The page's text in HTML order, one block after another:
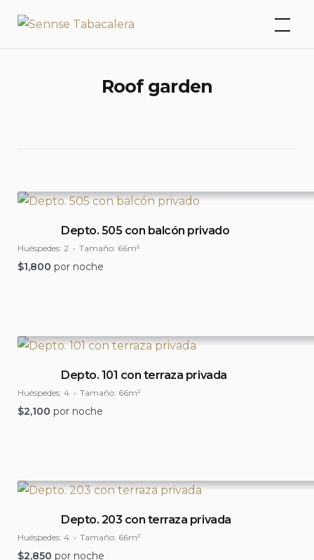
Sennse Tabacalera
Roof garden
Depto. 505 con balcón privado
Huéspedes: 2 Tamaño: 66m²
$1,800 por noche
Depto. 101 con terraza privada
Huéspedes: 4 Tamaño: 66m²
$2,100 por noche
Depto. 203 con terraza privada
Huéspedes: 4 Tamaño: 66m²
$2,850 por noche